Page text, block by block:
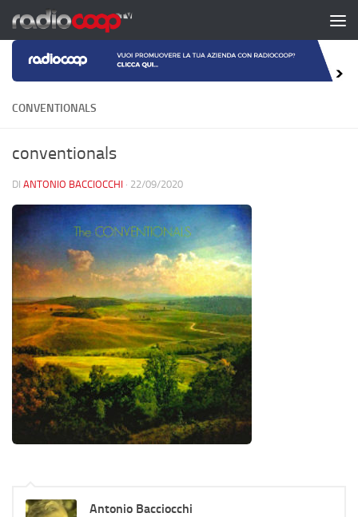
Salta al contenuto
CONVENTIONALS
conventionals
DI ANTONIO BACCIOCCHI · 22/09/2020
Antonio Bacciocchi